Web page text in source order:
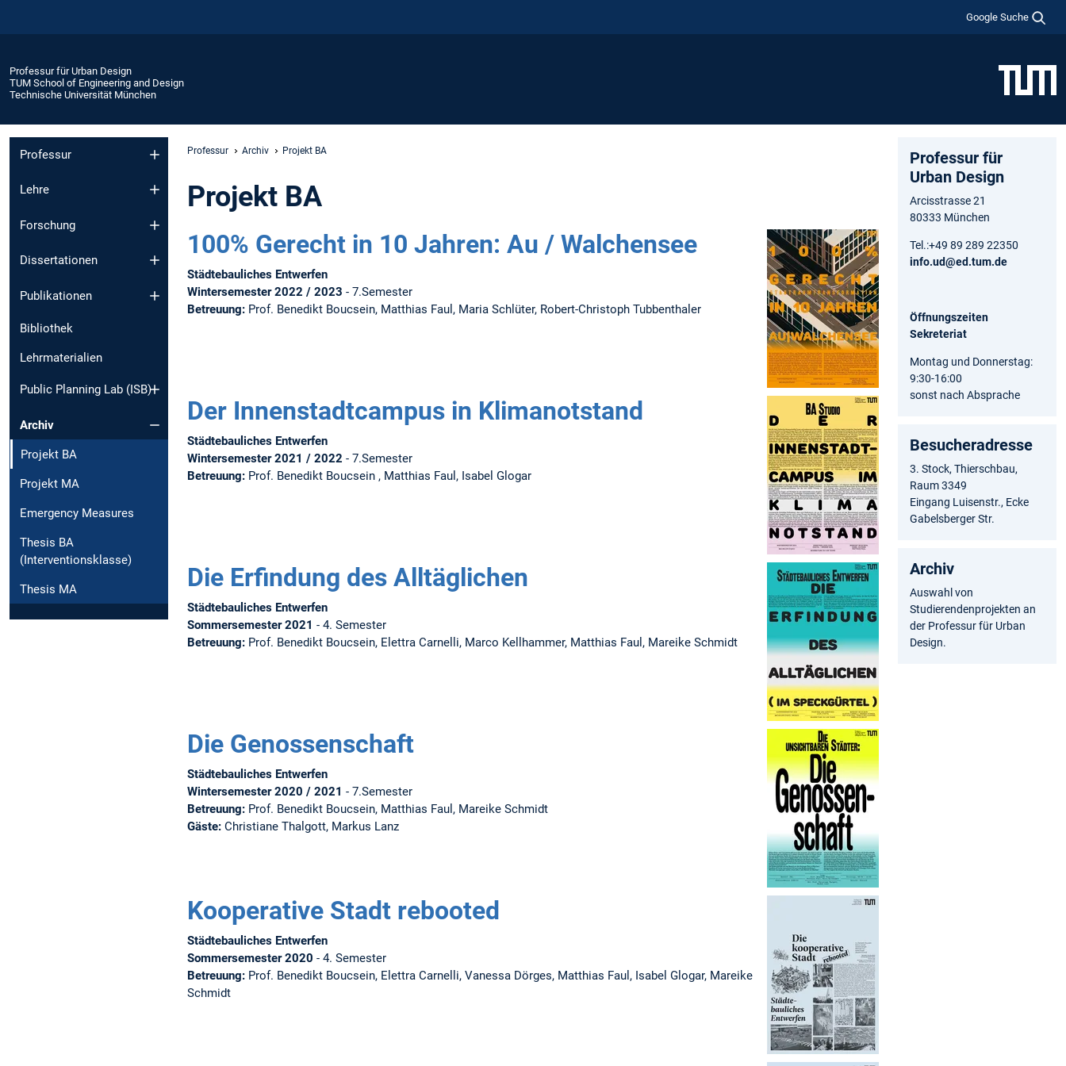
Google Suche
Professur für Urban Design
TUM School of Engineering and Design
Technische Universität München
Professur
Lehre
Forschung
Dissertationen
Publikationen
Bibliothek
Lehrmaterialien
Public Planning Lab (ISB)
Archiv
Projekt BA
Projekt MA
Emergency Measures
Thesis BA
(Interventionsklasse)
Thesis MA
Professur Archiv Projekt BA
Projekt BA
100% Gerecht in 10 Jahren: Au / Walchensee
Städtebauliches Entwerfen
Wintersemester 2022 / 2023 - 7.Semester
Betreuung: Prof. Benedikt Boucsein, Matthias Faul, Maria Schlüter, Robert-Christoph Tubbenthaler
Der Innenstadtcampus in Klimanotstand
Städtebauliches Entwerfen
Wintersemester 2021 / 2022 - 7.Semester
Betreuung: Prof. Benedikt Boucsein , Matthias Faul, Isabel Glogar
Die Erfindung des Alltäglichen
Städtebauliches Entwerfen
Sommersemester 2021 - 4. Semester
Betreuung: Prof. Benedikt Boucsein, Elettra Carnelli, Marco Kellhammer, Matthias Faul, Mareike Schmidt
Die Genossenschaft
Städtebauliches Entwerfen
Wintersemester 2020 / 2021 - 7.Semester
Betreuung: Prof. Benedikt Boucsein, Matthias Faul, Mareike Schmidt
Gäste: Christiane Thalgott, Markus Lanz
Kooperative Stadt rebooted
Städtebauliches Entwerfen
Sommersemester 2020 - 4. Semester
Betreuung: Prof. Benedikt Boucsein, Elettra Carnelli, Vanessa Dörges, Matthias Faul, Isabel Glogar, Mareike
Schmidt
Professur für
Urban Design
Arcisstrasse 21
80333 München
Tel.:+49 89 289 22350
info.ud@ed.tum.de
Öffnungszeiten
Sekreteriat
Montag und Donnerstag:
9:30-16:00
sonst nach Absprache
Besucheradresse
3. Stock, Thierschbau,
Raum 3349
Eingang Luisenstr., Ecke
Gabelsberger Str.
Archiv
Auswahl von
Studierendenprojekten an
der Professur für Urban
Design.